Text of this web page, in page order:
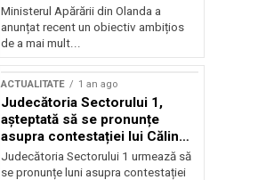
Ministerul Apărării din Olanda a
anunțat recent un obiectiv ambițios
de a mai mult...
ACTUALITATE 1 an ago
Judecătoria Sectorului 1,
așteptată să se pronunțe
asupra contestației lui Călin
Georgescu privind controlul
judiciar
Judecătoria Sectorului 1 urmează să
se pronunțe luni asupra contestației